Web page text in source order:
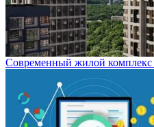
Современный жилой комплекс